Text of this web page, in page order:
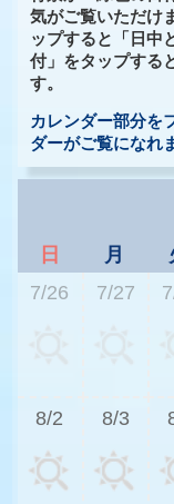
気がご覧いただけ
ップすると「日中
付」をタップする
す。
カレンダー部分を
ダーがご覧になれ
日 月
7/26
7/27
8/2 8/3